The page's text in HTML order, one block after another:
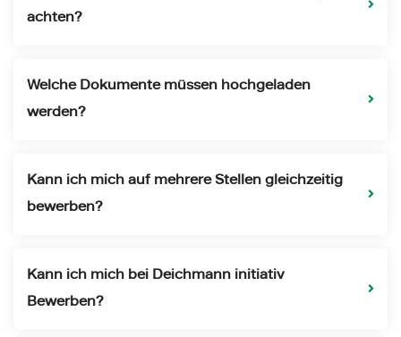
achten?
Welche Dokumente müssen hochgeladen
werden?
Kann ich mich auf mehrere Stellen gleichzeitig
bewerben?
Kann ich mich bei Deichmann initiativ
Bewerben?